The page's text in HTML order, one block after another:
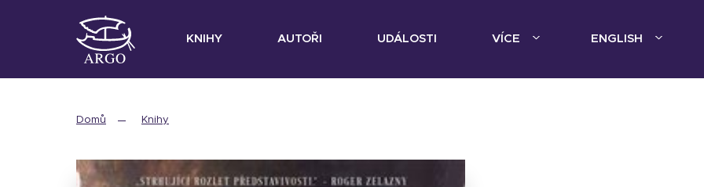
KNIHY AUTOŘI UDÁLOSTI VÍCE ENGLISH
Domů Knihy